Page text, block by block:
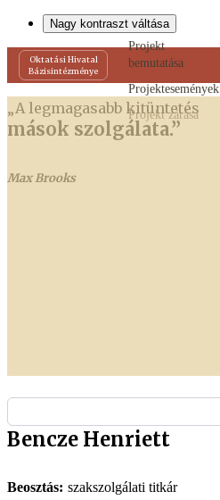
Nagy kontraszt váltása
Oktatási Hivatal
Bázisintézménye
Projekt
bemutatása
Projektesemények
Projekt zárása
„A legmagasabb kitüntetés
mások szolgálata.”
Max Brooks
Bencze Henriett
Beosztás: szakszolgálati titkár